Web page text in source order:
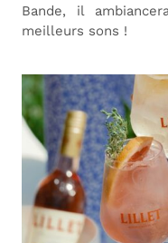
Bande, il
meilleurs sons !